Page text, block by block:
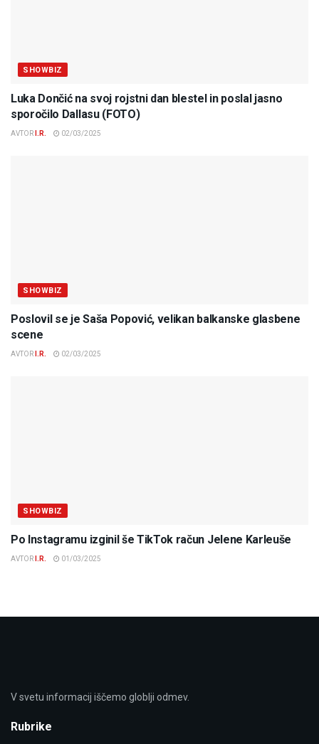
SHOWBIZ
Luka Dončić na svoj rojstni dan blestel in poslal jasno
sporočilo Dallasu (FOTO)
AVTOR I.R. 02/03/2025
SHOWBIZ
Poslovil se je Saša Popović, velikan balkanske glasbene
scene
AVTOR I.R. 02/03/2025
SHOWBIZ
Po Instagramu izginil še TikTok račun Jelene Karleuše
AVTOR I.R. 01/03/2025
V svetu informacij iščemo globlji odmev.
Rubrike